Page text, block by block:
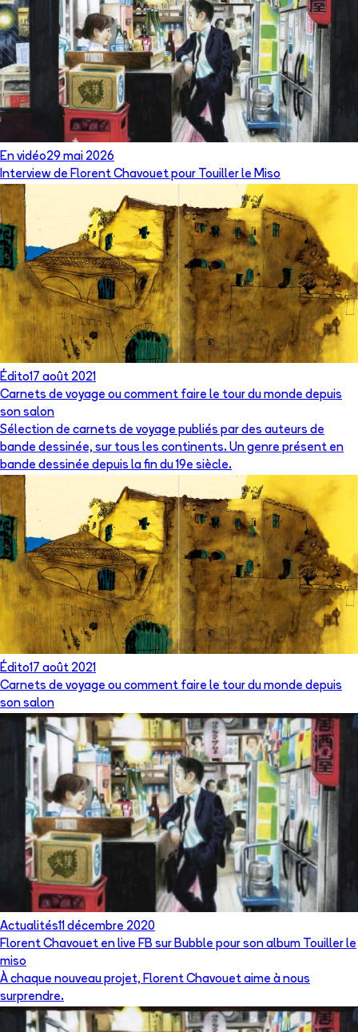
En vidéo29 mai 2026
Interview de Florent Chavouet pour Touiller le Miso
Édito17 août 2021
Carnets de voyage ou comment faire le tour du monde depuis
son salon
Sélection de carnets de voyage publiés par des auteurs de
bande dessinée, sur tous les continents. Un genre présent en
bande dessinée depuis la fin du 19e siècle.
Édito17 août 2021
Carnets de voyage ou comment faire le tour du monde depuis
son salon
Actualités11 décembre 2020
Florent Chavouet en live FB sur Bubble pour son album Touiller le
miso
À chaque nouveau projet, Florent Chavouet aime à nous
surprendre.